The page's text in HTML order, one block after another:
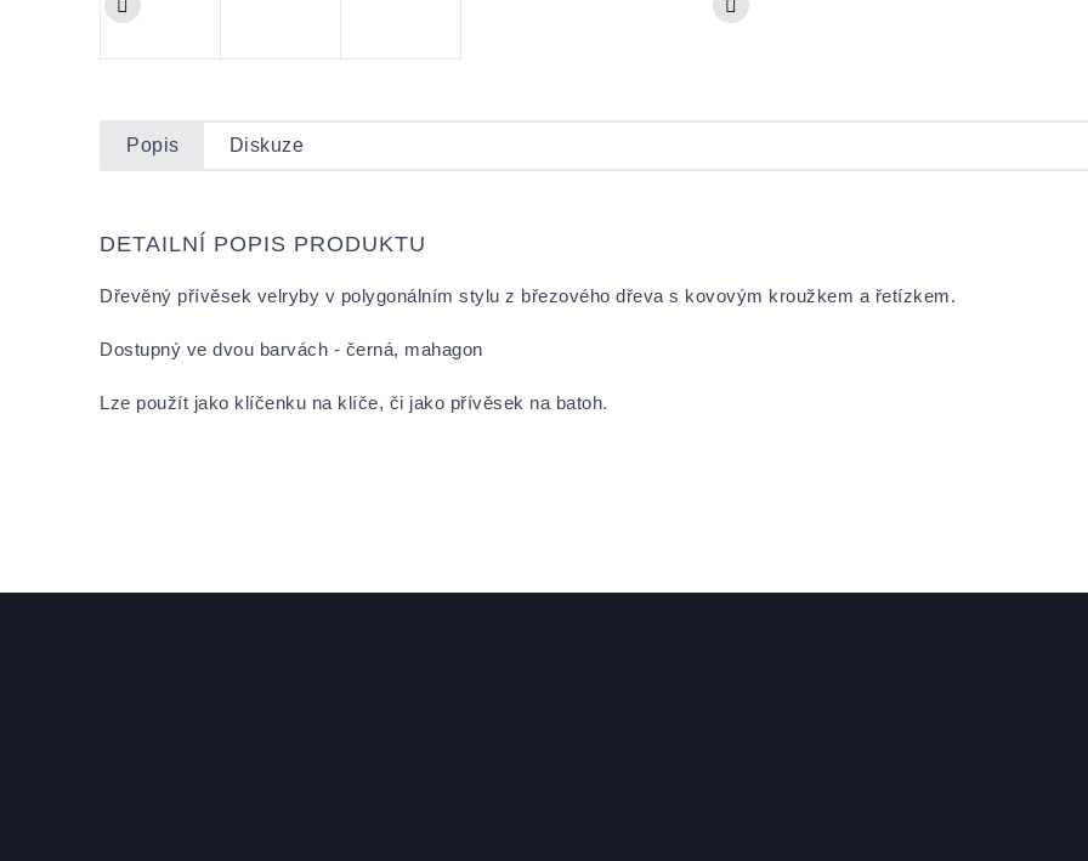
Popis Diskuze
DETAILNÍ POPIS PRODUKTU
Dřevěný přívěsek velryby v polygonálním stylu z březového dřeva s kovovým kroužkem a řetízkem.
Dostupný ve dvou barvách - černá, mahagon
Lze použít jako klíčenku na klíče, či jako přívěsek na batoh.